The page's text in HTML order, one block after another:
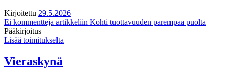
Kirjoitettu 29.5.2026
Ei kommentteja artikkeliin Kohti tuottavuuden parempaa puolta
Pääkirjoitus
Lisää toimitukselta
Vieraskynä